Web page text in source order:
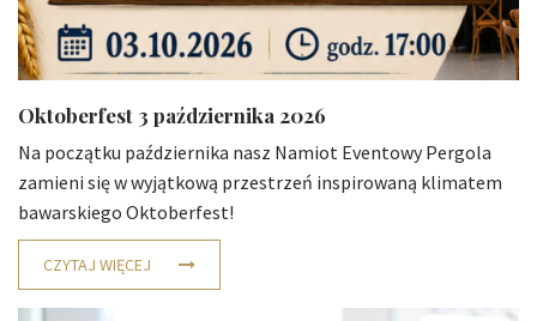
Oktoberfest 3 października 2026
Na początku października nasz Namiot Eventowy Pergola
zamieni się w wyjątkową przestrzeń inspirowaną klimatem
bawarskiego Oktoberfest!
CZYTAJ WIĘCEJ